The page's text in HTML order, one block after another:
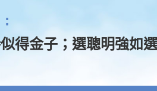
:
得金子；選聰明強如